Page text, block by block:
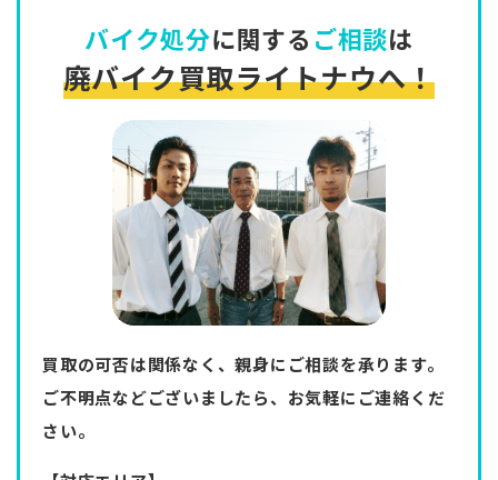
バイク処分に関する ご相談は
廃バイク買取ライトナウへ！
買取の可否は関係なく、親身にご相談を承ります。
ご不明点などございましたら、お気軽にご連絡くだ
さい。